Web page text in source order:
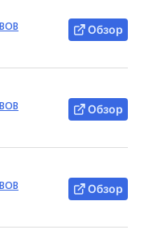
Обзор
Обзор
Обзор